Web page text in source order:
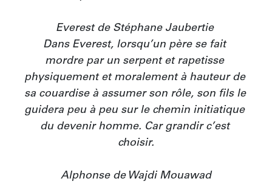
Everest de Stéphane Jaubertie
Dans Everest, lorsqu’un père se fait
mordre par un serpent et rapetisse
physiquement et moralement à hauteur de
sa couardise à assumer son rôle, son fils le
guidera peu à peu sur le chemin initiatique
du devenir homme. Car grandir c’est
choisir.
Alphonse de Wajdi Mouawad